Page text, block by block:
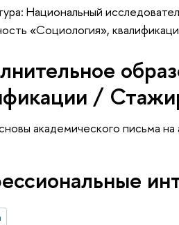
Национальный
«Социология»,
/
академического письма на